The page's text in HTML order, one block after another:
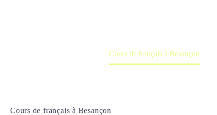
Cours de français à Besançon
Cours de français à Besançon